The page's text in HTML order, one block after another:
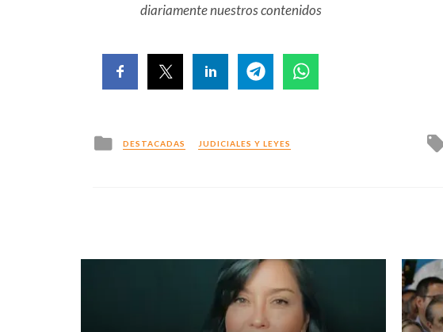
diariamente nuestros contenidos
Posted
in
DESTACADAS JUDICIALES Y LEYES